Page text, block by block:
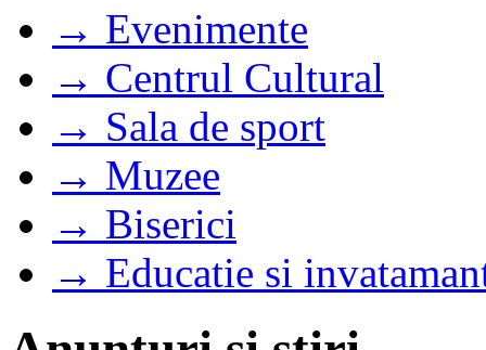
→ Evenimente
→ Centrul Cultural
→ Sala de sport
→ Muzee
→ Biserici
→ Educatie si